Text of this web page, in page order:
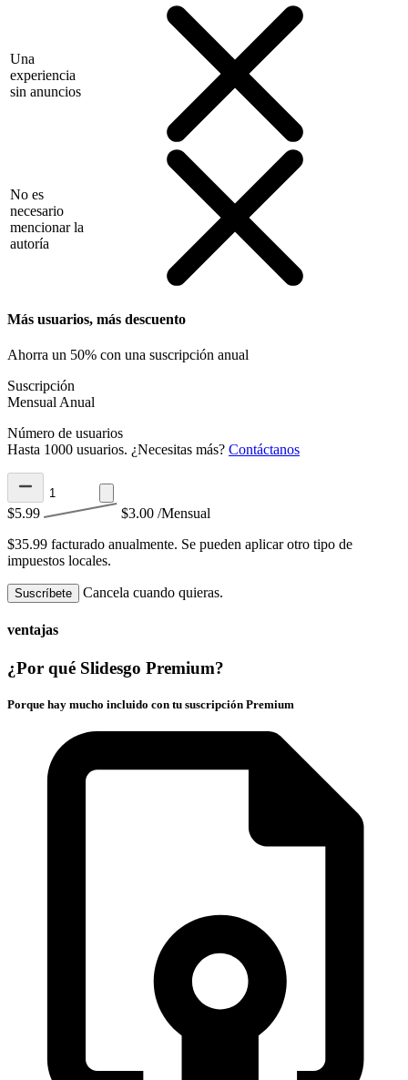
Una
experiencia
sin anuncios
No es
necesario
mencionar la
autoría
Más usuarios, más descuento
Ahorra un 50% con una suscripción anual
Suscripción
Mensual Anual
Número de usuarios
Hasta 1000 usuarios. ¿Necesitas más? Contáctanos
$5.99 $3.00 /Mensual
$35.99 facturado anualmente. Se pueden aplicar otro tipo de
impuestos locales.
Suscríbete Cancela cuando quieras.
ventajas
¿Por qué Slidesgo Premium?
Porque hay mucho incluido con tu suscripción Premium